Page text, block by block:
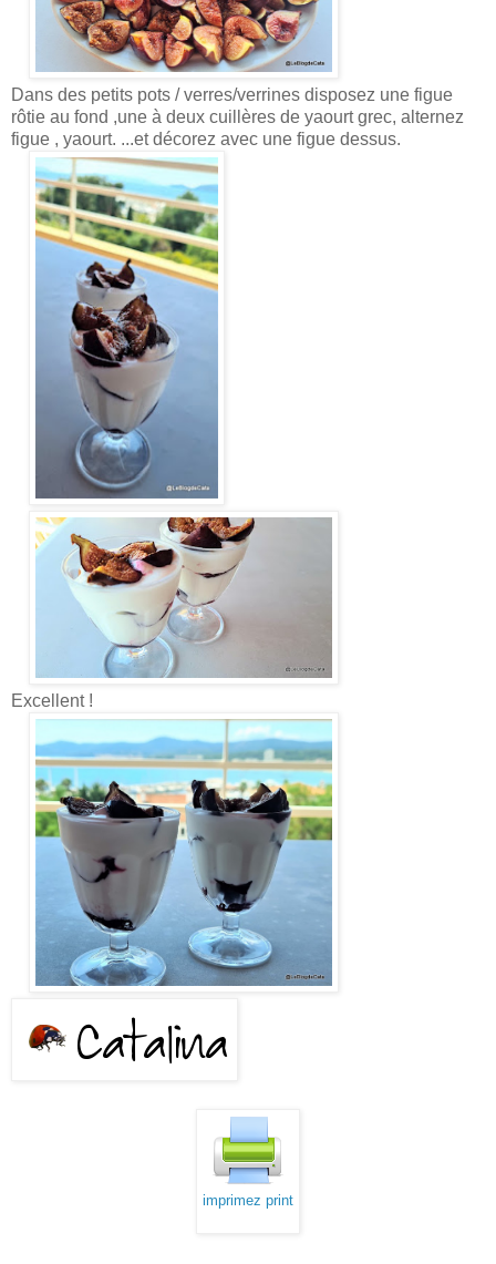
Dans des petits pots / verres/verrines disposez une figue
rôtie au fond ,une à deux cuillères de yaourt grec, alternez
figue , yaourt. ...et décorez avec une figue dessus.
Excellent !
imprimez print